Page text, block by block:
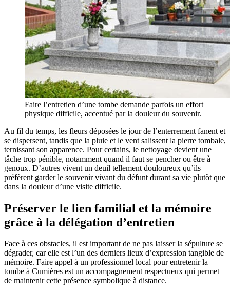
Faire l’entretien d’une tombe demande parfois un effort
physique difficile, accentué par la douleur du souvenir.
Au fil du temps, les fleurs déposées le jour de l’enterrement fanent et
se dispersent, tandis que la pluie et le vent salissent la pierre tombale,
ternissant son apparence. Pour certains, le nettoyage devient une
tâche trop pénible, notamment quand il faut se pencher ou être à
genoux. D’autres vivent un deuil tellement douloureux qu’ils
préfèrent garder le souvenir vivant du défunt durant sa vie plutôt que
dans la douleur d’une visite difficile.
Préserver le lien familial et la mémoire
grâce à la délégation d’entretien
Face à ces obstacles, il est important de ne pas laisser la sépulture se
dégrader, car elle est l’un des derniers lieux d’expression tangible de
mémoire. Faire appel à un professionnel local pour entretenir la
tombe à Cumières est un accompagnement respectueux qui permet
de maintenir cette présence symbolique à distance.